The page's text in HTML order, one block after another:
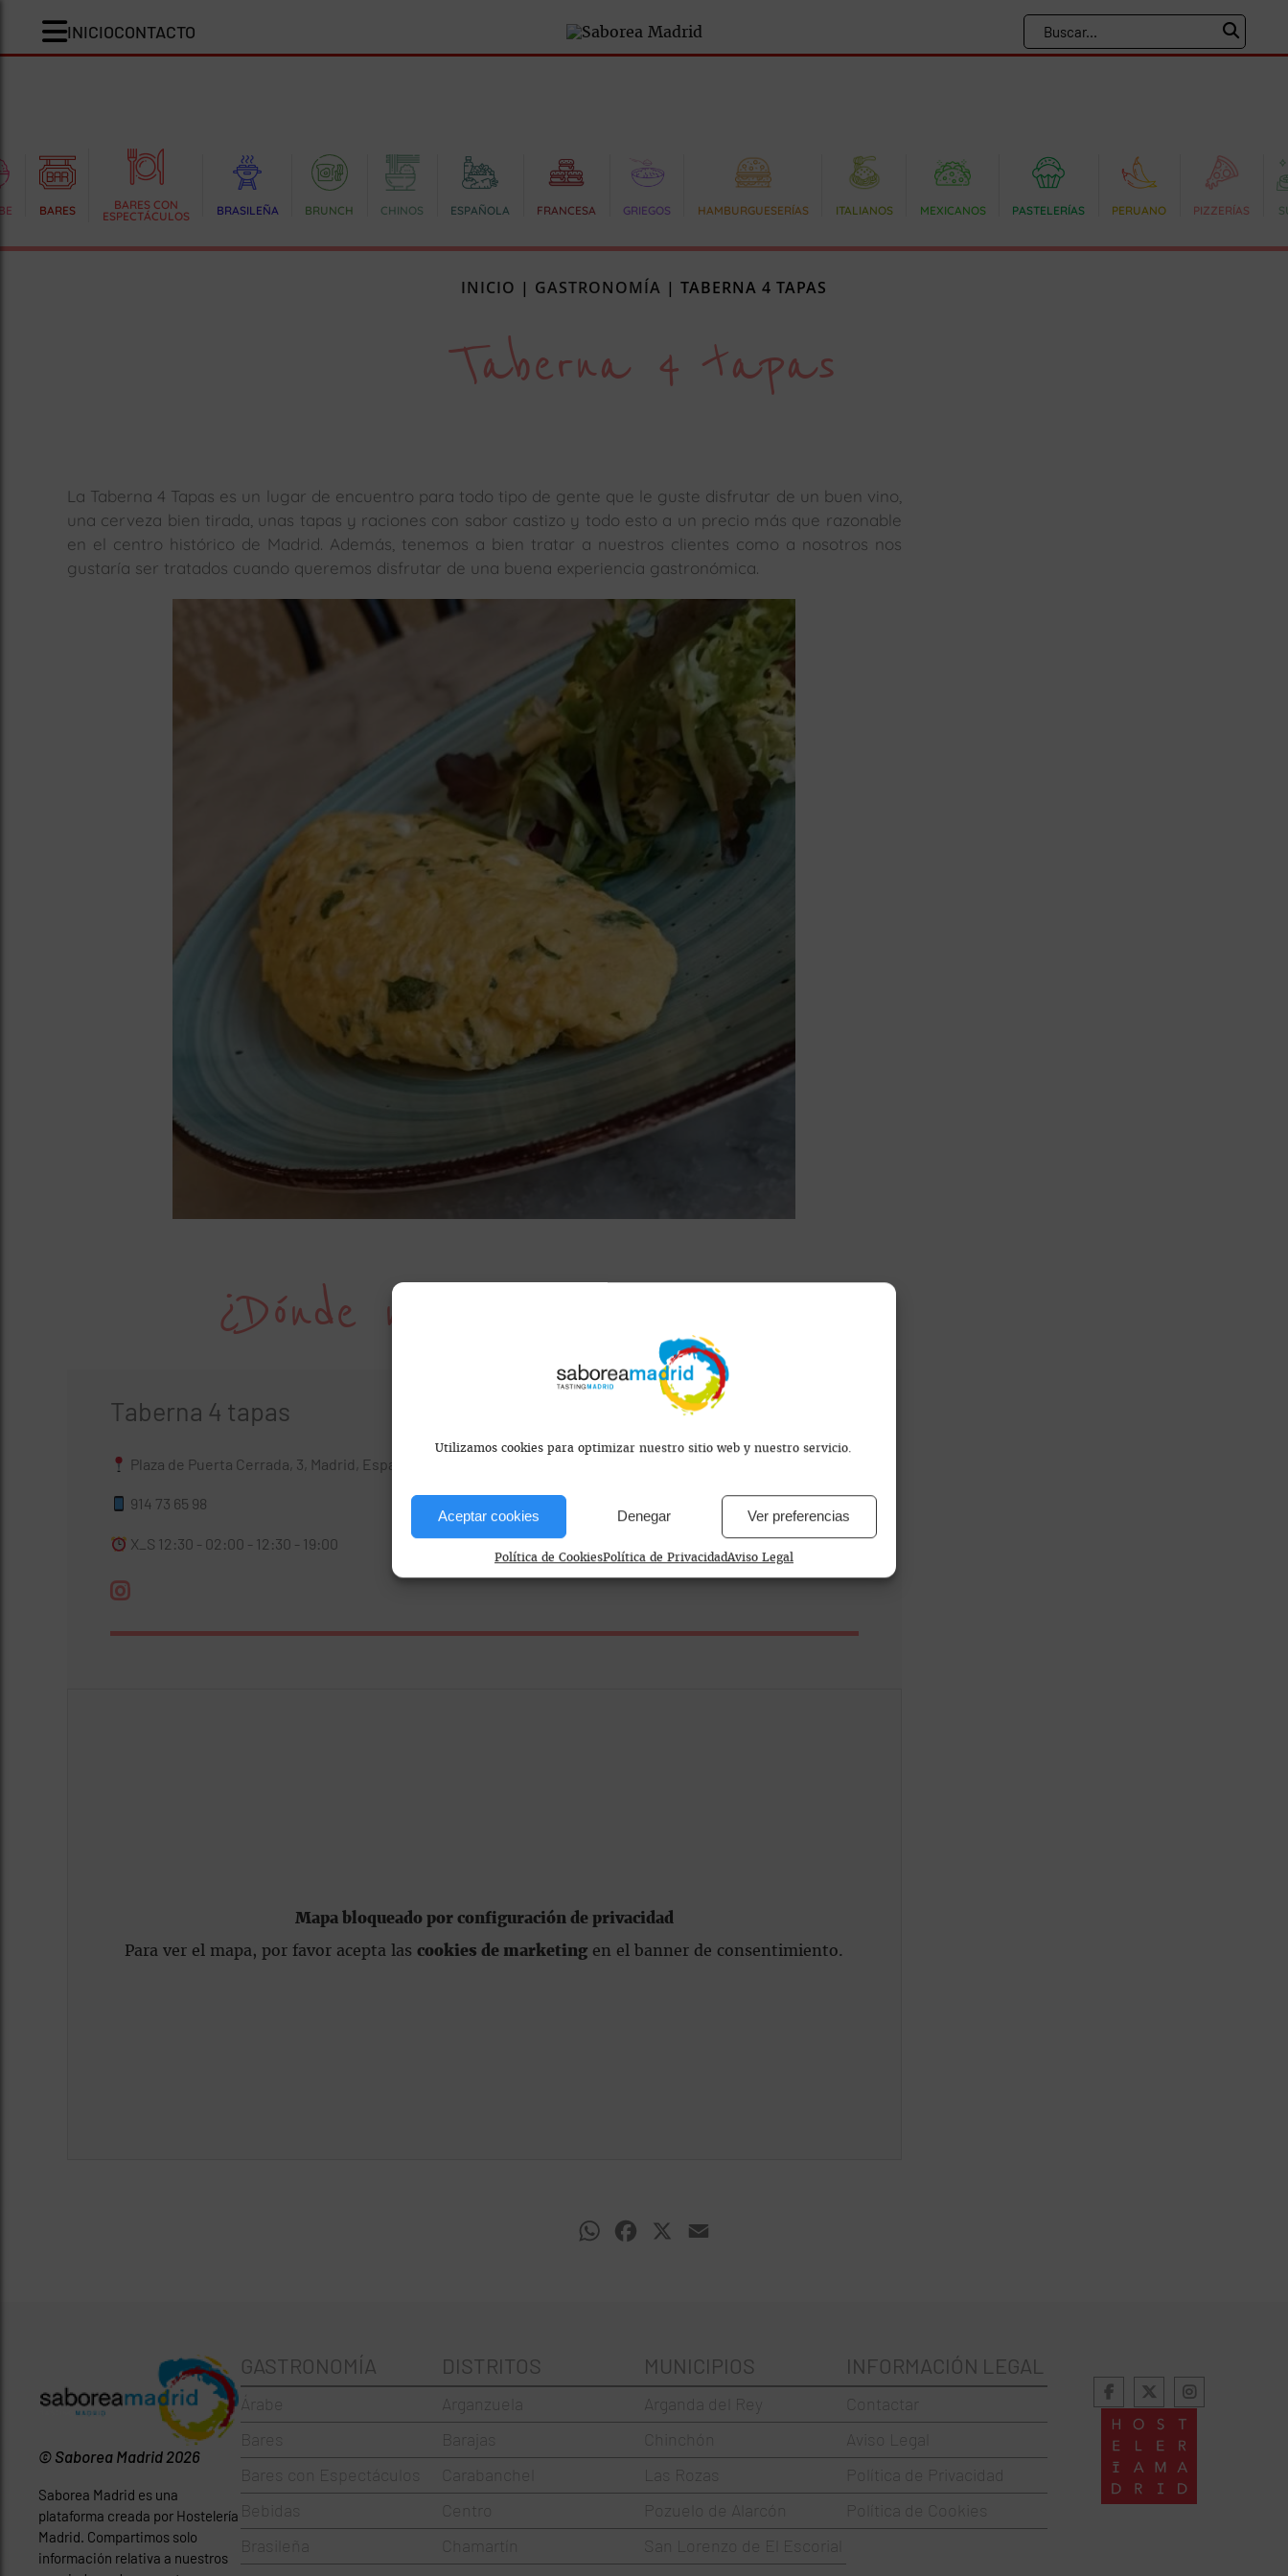
Utilizamos cookies para optimizar nuestro sitio web y nuestro servicio.
Aceptar cookies Denegar Ver preferencias
Política de CookiesPolítica de PrivacidadAviso Legal
INICIOCONTACTO
BARES
BARES CON
ESPECTÁCULOS
BRASILEÑA BRUNCH CHINOS ESPAÑOLA FRANCESA GRIEGOS HAMBURGUESERÍAS ITALIANOS MEXICANOS PASTELERÍAS PERUANO PIZZERÍAS
INICIO | GASTRONOMÍA | TABERNA 4 TAPAS
Taberna 4 tapas
La Taberna 4 Tapas es un lugar de encuentro para todo tipo de gente que le guste disfrutar de un buen vino,
una cerveza bien tirada, unas tapas y raciones con sabor castizo y todo esto a un precio más que razonable
en el centro histórico de Madrid. Además, tenemos a bien tratar a nuestros clientes como a nosotros nos
gustaría ser tratados cuando queremos disfrutar de una buena experiencia gastronómica.
¿Dónde nos encontramos?
Taberna 4 tapas
Plaza de Puerta Cerrada, 3, Madrid, España
914 73 65 98
X_S 12:30 - 02:00 - 12:30 - 19:00
Mapa bloqueado por configuración de privacidad
Para ver el mapa, por favor acepta lascookies de marketing en el banner de consentimiento.
WhatsAppFacebook
© Saborea Madrid 2026
Saborea Madrid es una
plataforma creada por Hostelería
Madrid. Compartimos solo
información relativa a nuestros
GASTRONOMÍA
Árabe
Bares
Bares con Espectáculos
Bebidas
Brasileña
DISTRITOS
Arganzuela
Barajas
Carabanchel
Centro
Chamartín
MUNICIPIOS
Arganda del Rey
Chinchón
Las Rozas
Pozuelo de Alarcón
San Lorenzo de El Escorial
INFORMACIÓN LEGAL
Contactar
Aviso Legal
Política de Privacidad
Política de Cookies